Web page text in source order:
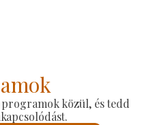
programok közül, és tedd